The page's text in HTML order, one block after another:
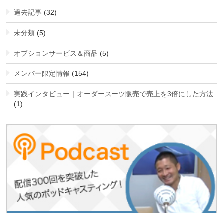
過去記事 (32)
未分類 (5)
オプションサービス＆商品 (5)
メンバー限定情報 (154)
実践インタビュー｜オーダースーツ販売で売上を3倍にした方法
(1)